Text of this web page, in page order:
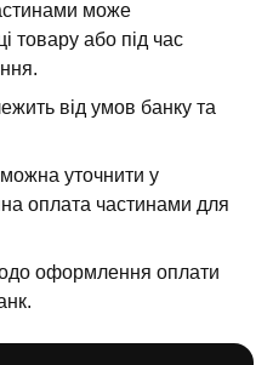
може
товару або під час
від умов банку та
уточнити у
оплата частинами для
оформлення оплати